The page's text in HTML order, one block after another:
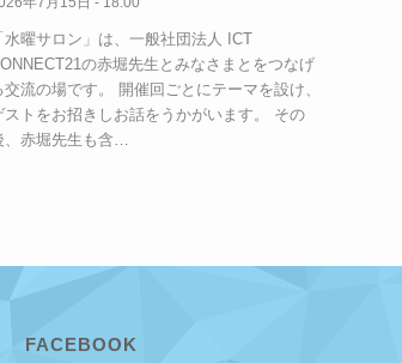
水曜サロン」は、一般社団法人 ICT
の赤堀先生とみなさまとをつなげ
交流の場です。 開催回ごとにテーマを設け、
ストをお招きしお話をうかがいます。 その
、赤堀先生も含…
FACEBOOK